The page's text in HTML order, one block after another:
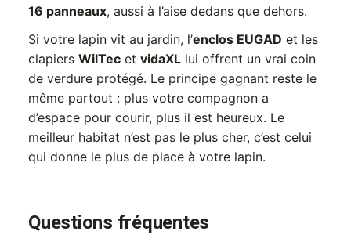
16 panneaux, aussi à l’aise dedans que dehors.
Si votre lapin vit au jardin, l’enclos EUGAD et les
clapiers WilTec et vidaXL lui offrent un vrai coin
de verdure protégé. Le principe gagnant reste le
même partout : plus votre compagnon a
d’espace pour courir, plus il est heureux. Le
meilleur habitat n’est pas le plus cher, c’est celui
qui donne le plus de place à votre lapin.
Questions fréquentes